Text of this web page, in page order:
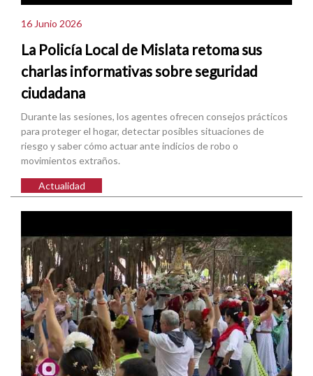
16 Junio 2026
La Policía Local de Mislata retoma sus
charlas informativas sobre seguridad
ciudadana
Durante las sesiones, los agentes ofrecen consejos prácticos
para proteger el hogar, detectar posibles situaciones de
riesgo y saber cómo actuar ante indicios de robo o
movimientos extraños.
Actualidad